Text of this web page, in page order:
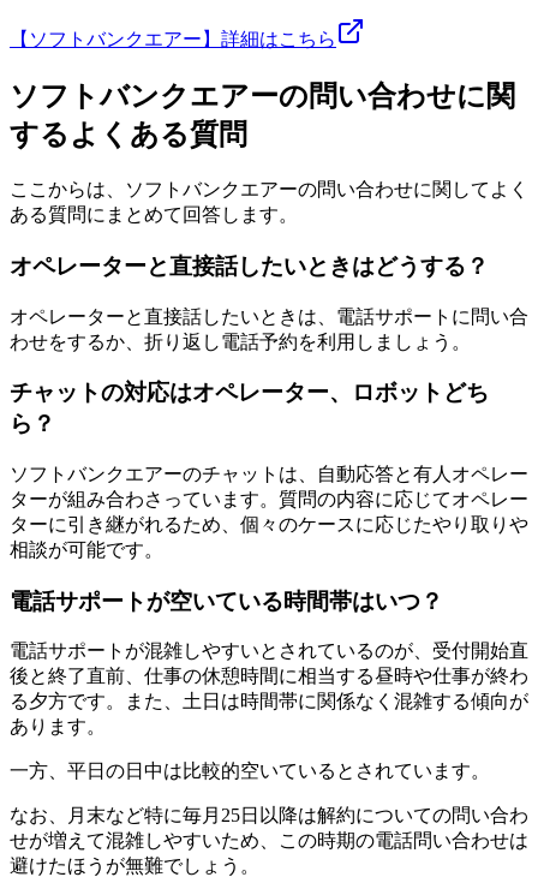
【ソフトバンクエアー】詳細はこちら
ソフトバンクエアーの問い合わせに関
するよくある質問
ここからは、ソフトバンクエアーの問い合わせに関してよく
ある質問にまとめて回答します。
オペレーターと直接話したいときはどうする？
オペレーターと直接話したいときは、電話サポートに問い合
わせをするか、折り返し電話予約を利用しましょう。
チャットの対応はオペレーター、ロボットどち
ら？
ソフトバンクエアーのチャットは、自動応答と有人オペレー
ターが組み合わさっています。質問の内容に応じてオペレー
ターに引き継がれるため、個々のケースに応じたやり取りや
相談が可能です。
電話サポートが空いている時間帯はいつ？
電話サポートが混雑しやすいとされているのが、受付開始直
後と終了直前、仕事の休憩時間に相当する昼時や仕事が終わ
る夕方です。また、土日は時間帯に関係なく混雑する傾向が
あります。
一方、平日の日中は比較的空いているとされています。
なお、月末など特に毎月25日以降は解約についての問い合わ
せが増えて混雑しやすいため、この時期の電話問い合わせは
避けたほうが無難でしょう。